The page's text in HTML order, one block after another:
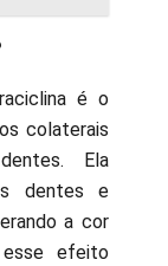
é o
colaterais
Ela
dentes e
a cor
efeito